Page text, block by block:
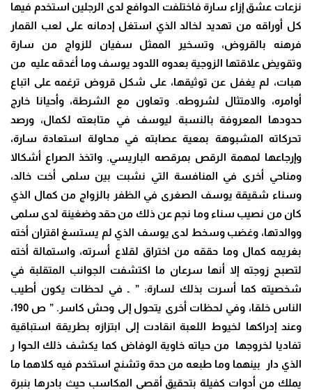
نزعات عشق إزاء سارة فاختلفت الدوافع لدى الرجلين استخدم فيها
كل أوراقه من تهديد لخالد الذي استغل إدمانه على لعب القمار
فرهنه بالقروض، وتسخير الممثل سفيان للزواج من سارة
وتقويض علاقتها الزوجية بعدوه اللدود يوسف وما أغدقه عليه من
هبات، لم يغفل عن توثيقها، على شكل قروض ترغمه على اتباع
أوامره، والامتثال لشروطه. وتعاون مع الشرطة، وأحيانا خارج
حدودها المعروفة بالنسبة ليوسف في متابعته لكمال، ورصد
تحركاته المشبوهة بمعية عصابته في محاولة استعادة سارة،
وإرجاعها لمهمة الرقص بمرقصه الباريسي. واتخذ الصراع أشكالا
ومناحي أخرى في المنافسة التي نشبت بين سلمى أخت خالد،
وسناء شقيقة يوسف الصغرى في الظفر بالزواج من كمال الذي
كان من نصيب سناء وما نجم عن ذلك من حقد وضغينة لدى سلمى
ووالدتها، وغضب وسخط لدى يوسف الذي لم يستسغ اقتران أخته
بغريمه كمال وما حققه من اختراق لقلاع أسرته، واستمالة أخته
لتصبح زوجته إلا أنها سرعان ما اكتشفت الجوانب المتقلبة في
شخصيته كما أسرت بذلك لسارة: ” ـ في لحظات يكون أطيب
الناس خلقا، وفي لحظات أخرى يتحول إلى وحش كاسر. ” ص 190،
وعند إدراكها لخيوط اللعبة انقادت إلى ابتزازه بطريقة استباقية
تفاديا لخروجها من حياته خاوية الوفاض كما يكشف ذلك الحوا ر
الذي دار بينهما وما طبعه من حدة وتشنج استخدم فيه كلاهما ما
يملك من أدوات كفيلة بتحقيق أقصى المكاسب حيث بادرها بنبرة